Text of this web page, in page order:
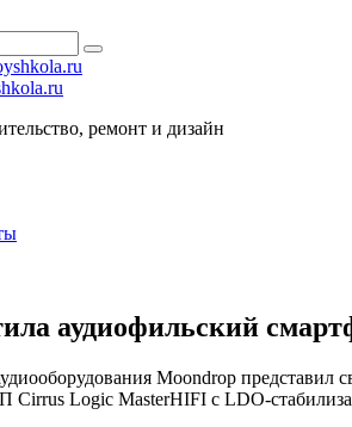
ремонт и дизайн
аудиофильский
Moondrop
Cirrus Logic MasterHIFI с LDO-